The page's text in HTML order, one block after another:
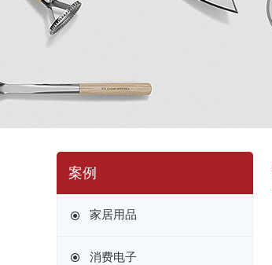
案例
家居用品
消费电子